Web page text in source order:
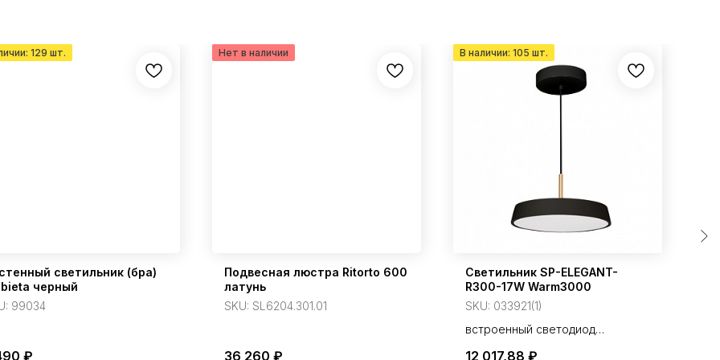
светильник (бра)
черный
99034
₽
Подвесная люстра Ritorto 600
латунь
SKU: SL6204.301.01
36 260 ₽
Светильник SP-ELEGANT-
R300-17W Warm3000
SKU: 033921(1)
встроенный светодиод
12 017,88 ₽